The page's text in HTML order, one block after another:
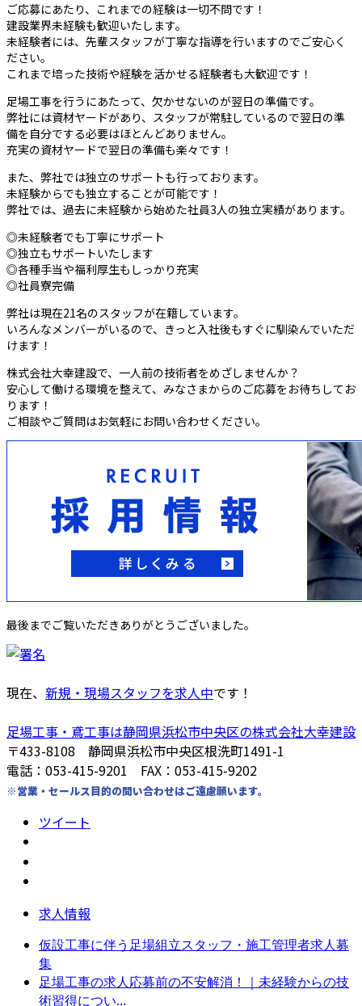
ご応募にあたり、これまでの経験は一切不問です！
建設業界未経験も歓迎いたします。
未経験者には、先輩スタッフが丁寧な指導を行いますのでご安心く
ださい。
これまで培った技術や経験を活かせる経験者も大歓迎です！
足場工事を行うにあたって、欠かせないのが翌日の準備です。
弊社には資材ヤードがあり、スタッフが常駐しているので翌日の準
備を自分でする必要はほとんどありません。
充実の資材ヤードで翌日の準備も楽々です！
また、弊社では独立のサポートも行っております。
未経験からでも独立することが可能です！
弊社では、過去に未経験から始めた社員3人の独立実績があります。
◎未経験者でも丁寧にサポート
◎独立もサポートいたします
◎各種手当や福利厚生もしっかり充実
◎社員寮完備
弊社は現在21名のスタッフが在籍しています。
いろんなメンバーがいるので、きっと入社後もすぐに馴染んでいただ
けます！
株式会社大幸建設で、一人前の技術者をめざしませんか？
安心して働ける環境を整えて、みなさまからのご応募をお待ちしてお
ります！
ご相談やご質問はお気軽にお問い合わせください。
最後までご覧いただきありがとうございました。
現在、 新規・現場スタッフを求人中です！
足場工事・鳶工事は静岡県浜松市中央区の株式会社大幸建設
〒433-8108 静岡県浜松市中央区根洗町1491-1
電話：053-415-9201 FAX：053-415-9202
※営業・セールス目的の問い合わせはご遠慮願います。
ツイート
求人情報
仮設工事に伴う足場組立スタッフ・施工管理者求人募
集
足場工事の求人応募前の不安解消！｜未経験からの技
術習得につい...